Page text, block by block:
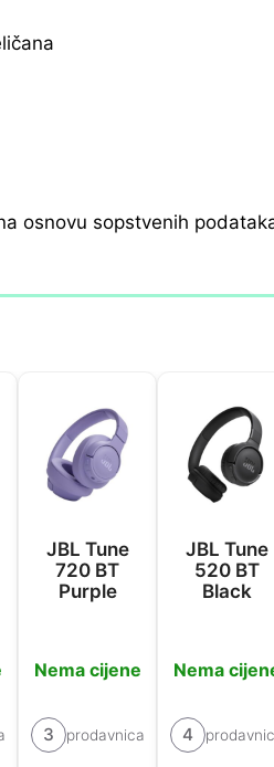
osnovu sopstvenih
JBL Tune
720 BT
Purple
Nema cijene
3 prodavnica
JBL Tune
520 BT
Black
Nema
4